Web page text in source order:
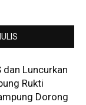
dan Luncurkan
Rukti
Dorong